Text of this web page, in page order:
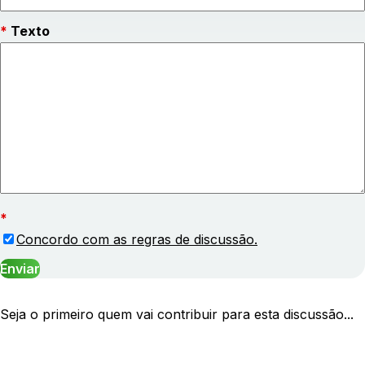
Texto
Concordo com as regras de discussão.
Seja o primeiro quem vai contribuir para esta discussão...